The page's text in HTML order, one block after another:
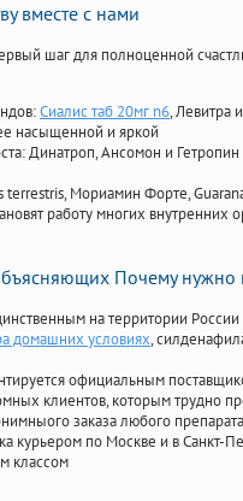
вместе с нами
шаг для полноценной
Сиалис таб 20мг n6, Левитра
насыщенной и яркой
: Динатроп, Ансомон и
terrestris, Мориамин Форте,
работу многих внутренних
Почему нужно
на территории
домашних условиях,
официальным
клиентов, которым трудно
заказа любого
курьером по Москве и в Санкт-
классом